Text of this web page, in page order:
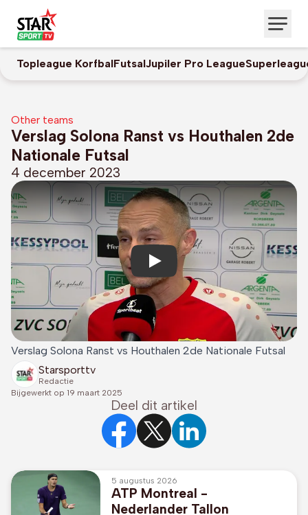
Topleague KorfbalFutsalJupiler Pro League
Other teams
Verslag Solona Ranst vs Houthalen 2de
Nationale Futsal
4 december 2023
Play
Verslag Solona Ranst vs Houthalen 2de Nationale Futsal
Starsporttv
Redactie
Bijgewerkt op 19 maart 2025
Deel dit artikel
5 augustus 2026
ATP Montreal -
Nederlander Tallon